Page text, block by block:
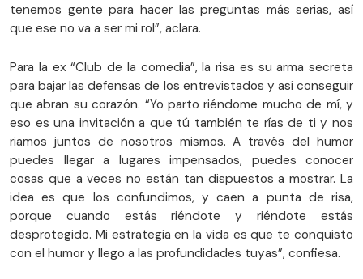
tenemos gente para hacer las preguntas más serias, así
que ese no va a ser mi rol”, aclara.
Para la ex “Club de la comedia”, la risa es su arma secreta
para bajar las defensas de los entrevistados y así conseguir
que abran su corazón. “Yo parto riéndome mucho de mí, y
eso es una invitación a que tú también te rías de ti y nos
riamos juntos de nosotros mismos. A través del humor
puedes llegar a lugares impensados, puedes conocer
cosas que a veces no están tan dispuestos a mostrar. La
idea es que los confundimos, y caen a punta de risa,
porque cuando estás riéndote y riéndote estás
desprotegido. Mi estrategia en la vida es que te conquisto
con el humor y llego a las profundidades tuyas”, confiesa.